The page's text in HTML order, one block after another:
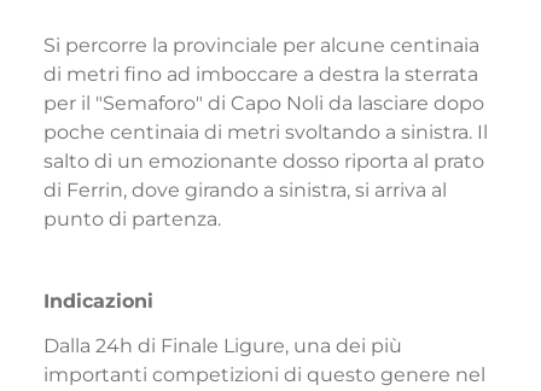
Si percorre la provinciale per alcune centinaia
di metri fino ad imboccare a destra la sterrata
per il "Semaforo" di Capo Noli da lasciare dopo
poche centinaia di metri svoltando a sinistra. Il
salto di un emozionante dosso riporta al prato
di Ferrin, dove girando a sinistra, si arriva al
punto di partenza.
Indicazioni
Dalla 24h di Finale Ligure, una dei più
importanti competizioni di questo genere nel